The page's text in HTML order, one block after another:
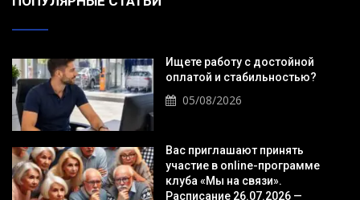
Ищете работу с достойной
оплатой и стабильностью?
05/08/2026
Вас приглашают принять
участие в online-программе
клуба «Мы на связи».
Расписание 26.07.2026 —